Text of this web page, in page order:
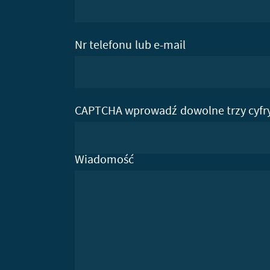
Nr telefonu lub e-mail
CAPTCHA wprowadź dowolne trzy
Wiadomość